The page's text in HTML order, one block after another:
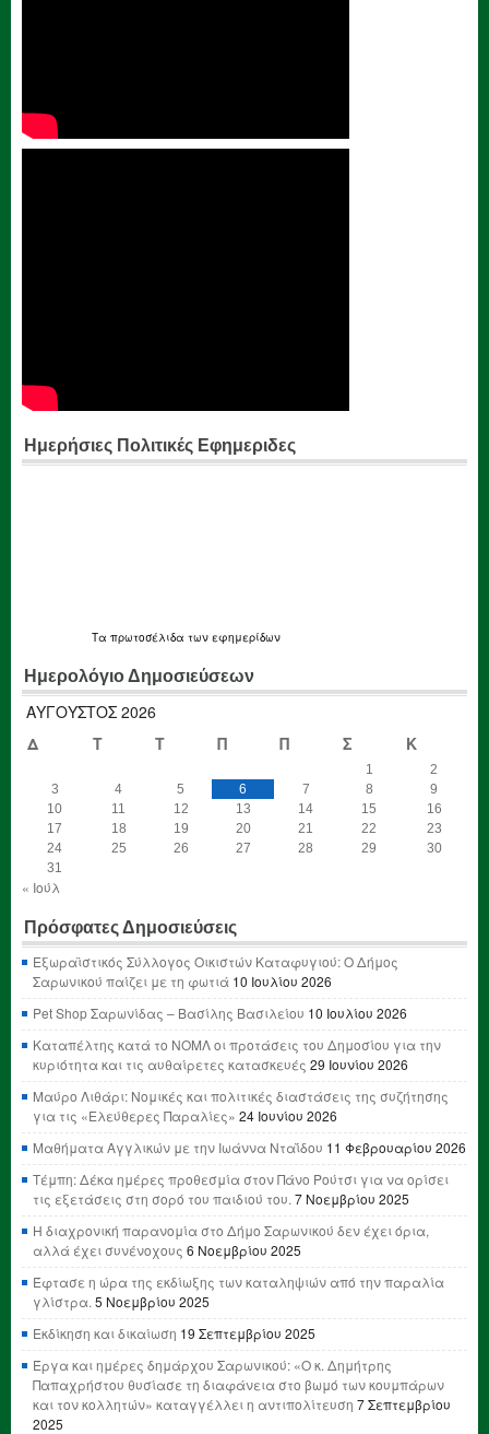
Ημερήσιες Πολιτικές Εφημεριδες
Τα πρωτοσέλιδα των εφημερίδων
Ημερολόγιο Δημοσιεύσεων
ΑΎΓΟΥΣΤΟΣ 2026
Δ
Τ Τ Π Π Σ Κ
1
2
3
4 5 6 7 8
9
10
11 12 13 14 15
16
17
18 19 20 21 22
23
24
25 26 27 28 29
30
31
« Ιούλ
Πρόσφατες Δημοσιεύσεις
Εξωραϊστικός Σύλλογος Οικιστών Καταφυγιού: Ο Δήμος
Σαρωνικού παίζει με τη φωτιά 10 Ιουλίου 2026
Pet Shop Σαρωνίδας – Βασίλης Βασιλείου 10 Ιουλίου 2026
Καταπέλτης κατά το ΝΟΜΛ οι προτάσεις του Δημοσίου για την
κυριότητα και τις αυθαίρετες κατασκευές 29 Ιουνίου 2026
Μαύρο Λιθάρι: Νομικές και πολιτικές διαστάσεις της συζήτησης
για τις «Ελεύθερες Παραλίες» 24 Ιουνίου 2026
Μαθήματα Αγγλικών με την Ιωάννα Νταΐδου 11 Φεβρουαρίου 2026
Τέμπη: Δέκα ημέρες προθεσμία στον Πάνο Ρούτσι για να ορίσει
τις εξετάσεις στη σορό του παιδιού του. 7 Νοεμβρίου 2025
Η διαχρονική παρανομία στο Δήμο Σαρωνικού δεν έχει όρια,
αλλά έχει συνένοχους 6 Νοεμβρίου 2025
Έφτασε η ώρα της εκδίωξης των καταληψιών από την παραλία
γλίστρα. 5 Νοεμβρίου 2025
Εκδίκηση και δικαίωση 19 Σεπτεμβρίου 2025
Έργα και ημέρες δημάρχου Σαρωνικού: «Ο κ. Δημήτρης
Παπαχρήστου θυσίασε τη διαφάνεια στο βωμό των κουμπάρων
και τον κολλητών» καταγγέλλει η αντιπολίτευση 7 Σεπτεμβρίου
2025